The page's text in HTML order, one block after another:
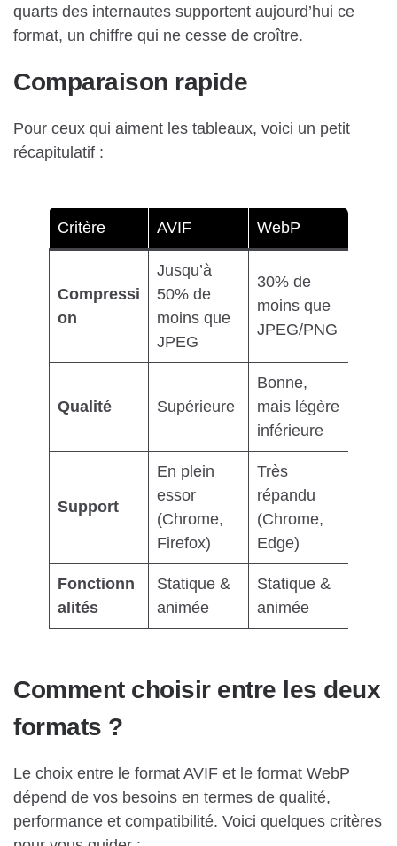
quarts des internautes supportent aujourd’hui ce
format, un chiffre qui ne cesse de croître.
Comparaison rapide
Pour ceux qui aiment les tableaux, voici un petit
récapitulatif :
Critère AVIF WebP
Compressi
on
Jusqu’à
50% de
moins que
JPEG
30% de
moins que
JPEG/PNG
Qualité Supérieure
Bonne,
mais légère
inférieure
Support
En plein
essor
(Chrome,
Firefox)
Très
répandu
(Chrome,
Edge)
Fonctionn
alités
Statique &
animée
Statique &
animée
Comment choisir entre les deux
formats ?
Le choix entre le format AVIF et le format WebP
dépend de vos besoins en termes de qualité,
performance et compatibilité. Voici quelques critères